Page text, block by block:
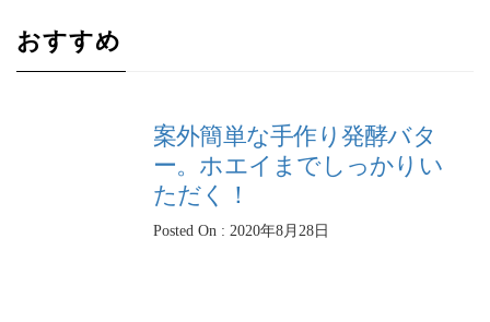
おすすめ
案外簡単な手作り発酵バタ
ー。ホエイまでしっかりい
ただく！
Posted On : 2020年8月28日